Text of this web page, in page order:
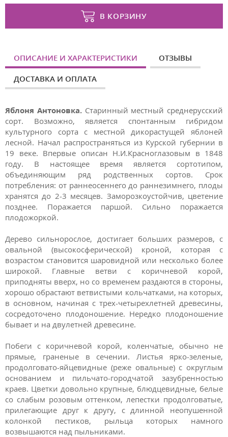
В КОРЗИНУ
ОПИСАНИЕ И ХАРАКТЕРИСТИКИ ОТЗЫВЫ
ДОСТАВКА И ОПЛАТА
Яблоня Антоновка.Старинный местный среднерусский
сорт. Возможно, является спонтанным гибридом
культурного сорта с местной дикорастущей яблоней
лесной. Начал распространяться из Курской губернии в
19 веке. Впервые описан Н.И.Красноглазовым в 1848
году. В настоящее время является сортотипом,
объединяющим ряд родственных сортов. Срок
потребления: от раннеосеннего до раннезимнего, плоды
хранятся до 2-3 месяцев. Заморозкоустойчив, цветение
позднее. Поражается паршой. Сильно поражается
плодожоркой.
Дерево сильнорослое, достигает больших размеров, с
овальной (высокосферической) кроной, которая с
возрастом становится шаровидной или несколько более
широкой. Главные ветви с коричневой корой,
приподняты вверх, но со временем раздаются в стороны,
хорошо обрастают ветвистыми кольчатками, на которых,
в основном, начиная с трех-четырехлетней древесины,
сосредоточено плодоношение. Нередко плодоношение
бывает и на двулетней древесине.
Побеги с коричневой корой, коленчатые, обычно не
прямые, граненые в сечении. Листья ярко-зеленые,
продолговато-яйцевидные (реже овальные) с округлым
основанием и пильчато-городчатой зазубренностью
краев. Цветки довольно крупные, блюдцевидные, белые
со слабым розовым оттенком, лепестки продолговатые,
прилегающие друг к другу, с длинной неопушенной
колонкой пестиков, рыльца которых намного
возвышаются над пыльниками.